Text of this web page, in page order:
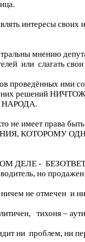
интересы своих
мнению
или слагать
проведённых ими
в них решений
не имеет права
КОТОРОМУ
ДЕЛЕ -
но
не отмечен и
тихоня –
ни проблем, ни